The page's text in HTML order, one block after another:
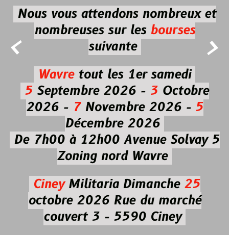
 
Nous vous attendons nombreux et
nombreuses sur les bourses
suivante
Wavretout les 1er samedi
5Septembre 2026 - 3Octobre
2026 -7Novembre 2026 - 5
Décembre 2026
De 7h00 à 12h00 Avenue Solvay 5
Zoning nord Wavre
CineyMilitaria Dimanche 25
octobre 2026Rue du marché
couvert 3 - 5590 Ciney